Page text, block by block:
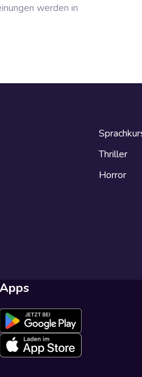
werden in
Thriller
Horror
Apps